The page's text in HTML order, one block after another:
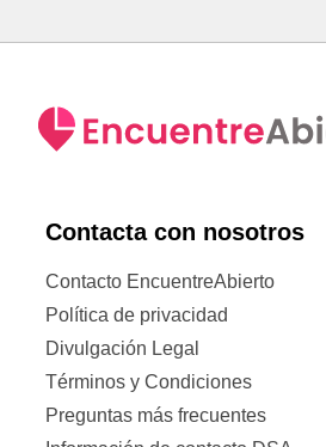
Contacta con nosotros
Contacto EncuentreAbierto
Política de privacidad
Divulgación Legal
Términos y Condiciones
Preguntas más frecuentes